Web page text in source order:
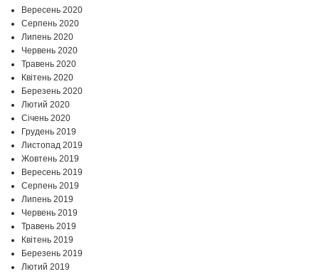
Вересень 2020
Серпень 2020
Липень 2020
Червень 2020
Травень 2020
Квітень 2020
Березень 2020
Лютий 2020
Січень 2020
Грудень 2019
Листопад 2019
Жовтень 2019
Вересень 2019
Серпень 2019
Липень 2019
Червень 2019
Травень 2019
Квітень 2019
Березень 2019
Лютий 2019